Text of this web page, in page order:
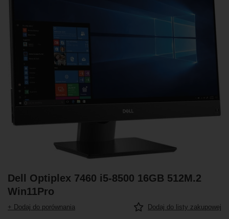
Dell Optiplex 7460 i5-8500 16GB 512M.2
Win11Pro
+ Dodaj do porównania Dodaj do listy zakupowej